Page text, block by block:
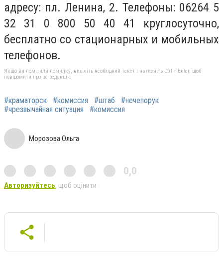
адресу: пл. Ленина, 2. Телефоны: 06264 5
32 31 0 800 50 40 41 круглосуточно,
бесплатно со стационарных и мобильных
телефонов.
Якщо ви помітили помилку, виділіть необхідний текст і натисніть Ctrl + Enter, щоб
повідомити про це редакцію
#краматорск #комиссия #штаб
#нечепорук
#чрезвычайная ситуация
#комиссия
Морозова Ольга
0,0
Авторизуйтесь, щоб оцінити